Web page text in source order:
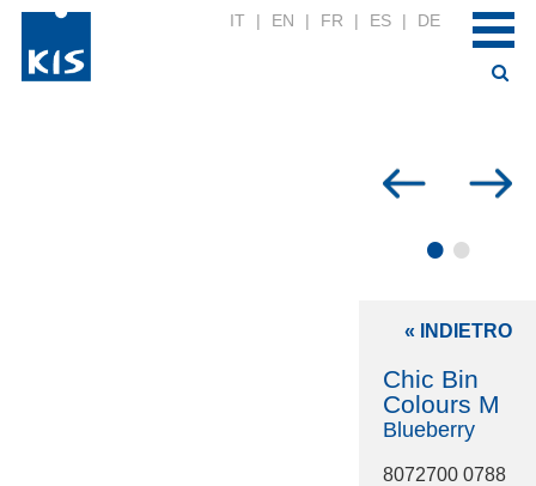
IT | EN | FR | ES | DE
••
« INDIETRO
Chic Bin
Colours M
Blueberry
8072700 0788